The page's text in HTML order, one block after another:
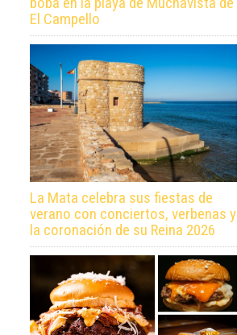
El Campello
La Mata celebra sus fiestas de
verano con conciertos, verbenas y
la coronación de su Reina 2026